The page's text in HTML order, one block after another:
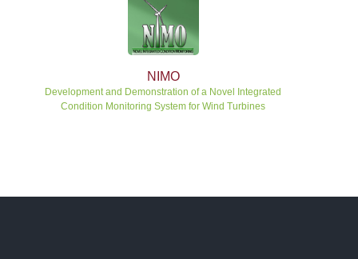
NIMO
Development and Demonstration of a Novel Integrated
Condition Monitoring System for Wind Turbines